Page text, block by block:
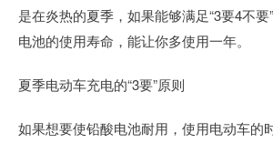
是在炎热的夏季，如果能够满足“3要4不
电池的使用寿命，能让你多使用一年。
夏季电动车充电的“3要”原则
如果想要使铅酸电池耐用，使用电动车的